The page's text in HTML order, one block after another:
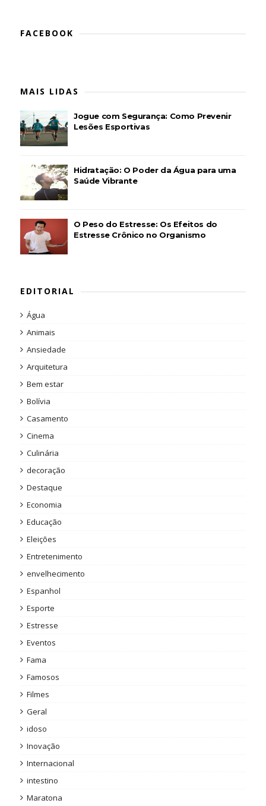
FACEBOOK
MAIS LIDAS
Jogue com Segurança: Como Prevenir
Lesões Esportivas
Hidratação: O Poder da Água para uma
Saúde Vibrante
O Peso do Estresse: Os Efeitos do
Estresse Crônico no Organismo
EDITORIAL
Água
Animais
Ansiedade
Arquitetura
Bem estar
Bolívia
Casamento
Cinema
Culinária
decoração
Destaque
Economia
Educação
Eleições
Entretenimento
envelhecimento
Espanhol
Esporte
Estresse
Eventos
Fama
Famosos
Filmes
Geral
idoso
Inovação
Internacional
intestino
Maratona